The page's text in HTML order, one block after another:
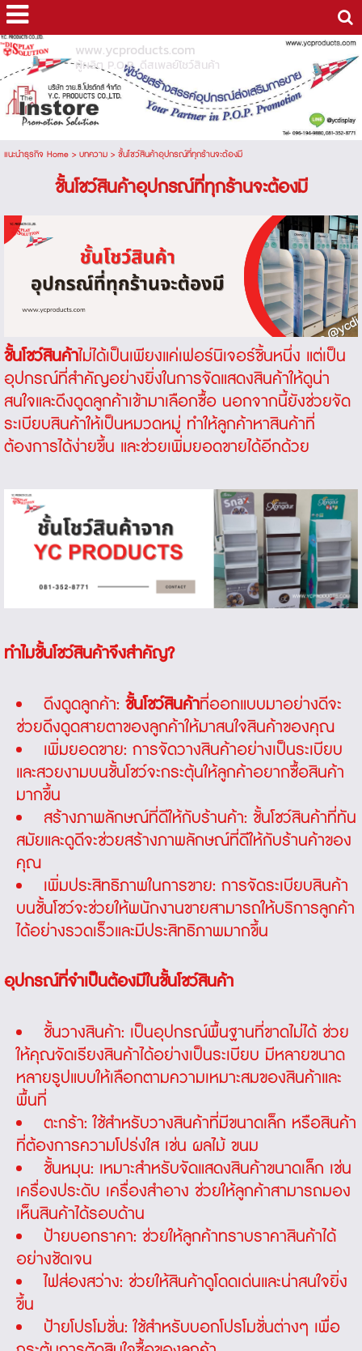
www.ycproducts.com
ผู้ผลิต P.O.P. ดีสเพลย์โชว์สินค้า
แนะนำธุรกิจ Home> บทความ> ชั้นโชว์สินค้าอุปกรณ์ที่ทุกร้านจะต้องมี
ชั้นโชว์สินค้าอุปกรณ์ที่ทุกร้านจะต้องมี
ชั้นโชว์สินค้าไม่ได้เป็นเพียงแค่เฟอร์นิเจอร์ชิ้นหนึ่ง แต่เป็น
อุปกรณ์ที่สำคัญอย่างยิ่งในการจัดแสดงสินค้าให้ดูน่า
สนใจและดึงดูดลูกค้าเข้ามาเลือกซื้อ นอกจากนี้ยังช่วยจัด
ระเบียบสินค้าให้เป็นหมวดหมู่ ทำให้ลูกค้าหาสินค้าที่
ต้องการได้ง่ายขึ้น และช่วยเพิ่มยอดขายได้อีกด้วย
ทำไมชั้นโชว์สินค้าจึงสำคัญ?
ดึงดูดลูกค้า: ชั้นโชว์สินค้าที่ออกแบบมาอย่างดีจะ
ช่วยดึงดูดสายตาของลูกค้าให้มาสนใจสินค้าของคุณ
เพิ่มยอดขาย: การจัดวางสินค้าอย่างเป็นระเบียบ
และสวยงามบนชั้นโชว์จะกระตุ้นให้ลูกค้าอยากซื้อสินค้า
มากขึ้น
สร้างภาพลักษณ์ที่ดีให้กับร้านค้า: ชั้นโชว์สินค้าที่ทัน
สมัยและดูดีจะช่วยสร้างภาพลักษณ์ที่ดีให้กับร้านค้าของ
คุณ
เพิ่มประสิทธิภาพในการขาย: การจัดระเบียบสินค้า
บนชั้นโชว์จะช่วยให้พนักงานขายสามารถให้บริการลูกค้า
ได้อย่างรวดเร็วและมีประสิทธิภาพมากขึ้น
อุปกรณ์ที่จำเป็นต้องมีในชั้นโชว์สินค้า
ชั้นวางสินค้า: เป็นอุปกรณ์พื้นฐานที่ขาดไม่ได้ ช่วย
ให้คุณจัดเรียงสินค้าได้อย่างเป็นระเบียบ มีหลายขนาด
หลายรูปแบบให้เลือกตามความเหมาะสมของสินค้าและ
พื้นที่
ตะกร้า: ใช้สำหรับวางสินค้าที่มีขนาดเล็ก หรือสินค้า
ที่ต้องการความโปร่งใส เช่น ผลไม้ ขนม
ชั้นหมุน: เหมาะสำหรับจัดแสดงสินค้าขนาดเล็ก เช่น
เครื่องประดับ เครื่องสำอาง ช่วยให้ลูกค้าสามารถมอง
เห็นสินค้าได้รอบด้าน
ป้ายบอกราคา: ช่วยให้ลูกค้าทราบราคาสินค้าได้
อย่างชัดเจน
ไฟส่องสว่าง: ช่วยให้สินค้าดูโดดเด่นและน่าสนใจยิ่ง
ขึ้น
ป้ายโปรโมชั่น: ใช้สำหรับบอกโปรโมชั่นต่างๆ เพื่อ